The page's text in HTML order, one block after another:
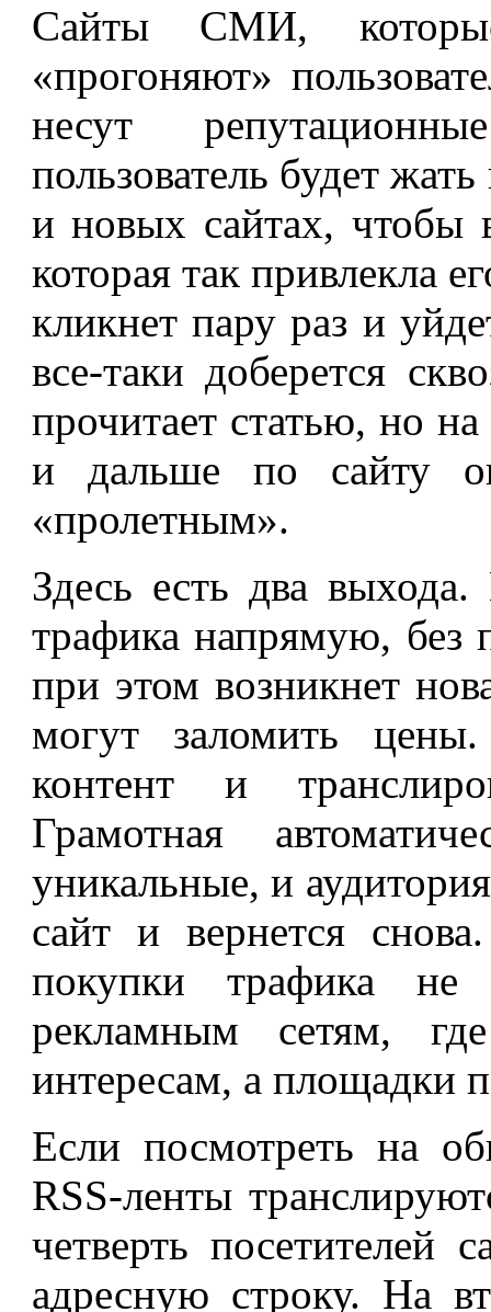
Сайты СМИ,
«прогоняют»
несут
пользователь будет
и новых сайтах, чтобы
которая так привлекла
кликнет пару раз и
все-таки доберется
прочитает статью, но на
и дальше по сайту
«пролетным».
Здесь есть два
трафика напрямую, без
при этом возникнет
могут заломить
контент и
Грамотная
уникальные, и
сайт и вернется
покупки трафика не
рекламным сетям,
интересам, а площадки
Если посмотреть на
RSS-ленты
четверть посетителей
адресную строку. На